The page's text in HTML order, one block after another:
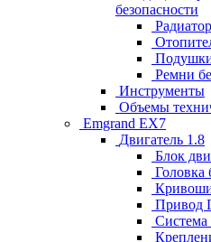
безопасности
Подушки
Ремни
Инструменты
Объемы
Emgrand EX7
Двигатель 1.8
Блок
Головка
Привод